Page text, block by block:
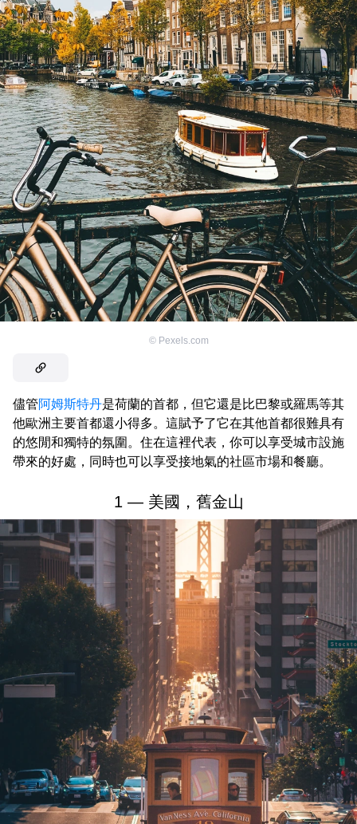
© Pexels.com
儘管阿姆斯特丹是荷蘭的首都，但它還是比巴黎或羅馬等其
他歐洲主要首都還小得多。這賦予了它在其他首都很難具有
的悠閒和獨特的氛圍。住在這裡代表，你可以享受城市設施
帶來的好處，同時也可以享受接地氣的社區市場和餐廳。
1 — 美國，舊金山